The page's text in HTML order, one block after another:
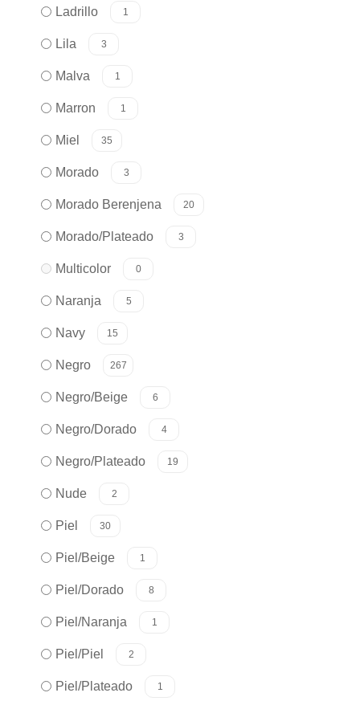
Ladrillo 1
Lila 3
Malva 1
Marron 1
Miel 35
Morado 3
Morado Berenjena 20
Morado/Plateado 3
Multicolor 0
Naranja 5
Navy 15
Negro 267
Negro/Beige 6
Negro/Dorado 4
Negro/Plateado 19
Nude 2
Piel 30
Piel/Beige 1
Piel/Dorado 8
Piel/Naranja 1
Piel/Piel 2
Piel/Plateado 1